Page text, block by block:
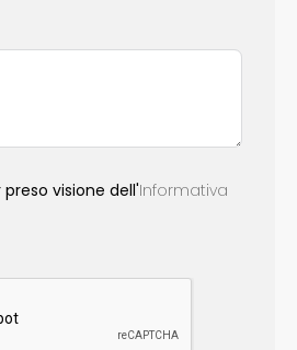
visione dell'Informativa